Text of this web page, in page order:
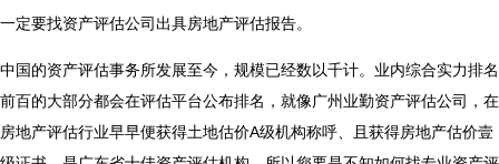
一定要找资产评估公司出具房地产评估报告。
中国的资产评估事务所发展至今，规模已经数以千计。业内综合实力排名
前百的大部分都会在评估平台公布排名，就像广州业勤资产评估公司，在
房地产评估行业早早便获得土地估价A级机构称呼、且获得房地产估价壹